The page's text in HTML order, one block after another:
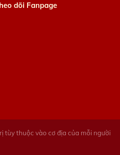
dõi Fanpage
tùy thuộc vào cơ địa của mỗi người